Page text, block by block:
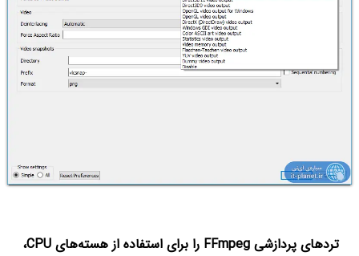
تردهای پردازشی FFmpeg را برای استفاده از هسته‌های CPU،